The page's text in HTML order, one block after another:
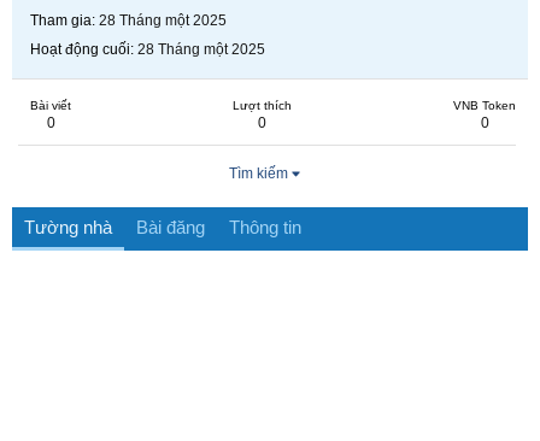
Tham gia 28 Tháng một 2025
Hoạt động cuối 28 Tháng một 2025
Bài viết
0
Lượt thích
0
VNB Token
0
Tìm kiếm
Tường nhà Bài đăng Thông tin